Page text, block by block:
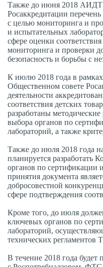
Также до июня 2018 АИДТ
Росаккредитации
с целью мониторинга и
и испытательных
сфере оценки
мониторинга и проверки
безопасность и борьбы с
К июлю 2018 года в
Общественном совете
деятельности
соответствия детских
разработаны
выбора органов по
лабораторий, а также
Также до июля 2018 года
планируется разработать
органов по сертификации
принятия документа
добросовестной
сфере подтверждения
Кроме того, до июля
ключевых органов по
лабораторий,
технических регламентов
В течение 2018 года будет